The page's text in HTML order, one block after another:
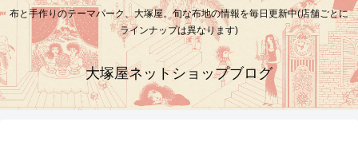
布と手作りのテーマパーク、大塚屋。旬な布地の情報を毎日更新中(店舗ごとに
ラインナップは異なります)
大塚屋ネットショップブログ